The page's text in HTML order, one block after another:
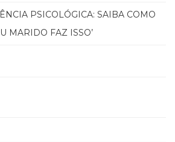
PSICOLÓGICA: SAIBA COMO
MARIDO FAZ ISSO’